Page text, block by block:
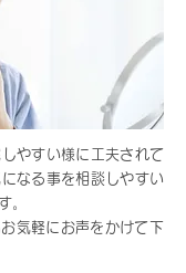
やすい様に工夫されて
なる事を相談しやすい
。
気軽にお声をかけて下